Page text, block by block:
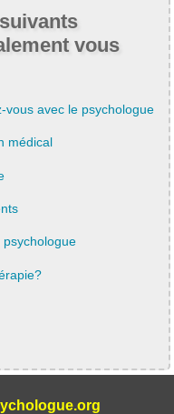
vous
vous avec le psychologue
médical